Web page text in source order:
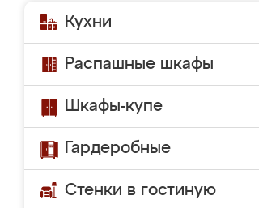
Кухни
Распашные шкафы
Шкафы-купе
Гардеробные
Стенки в гостиную